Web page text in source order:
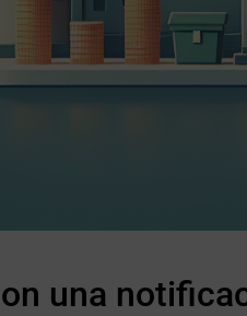
una